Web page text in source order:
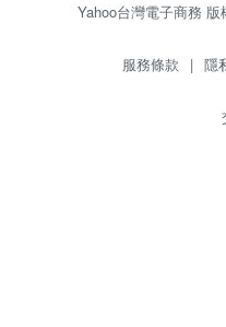
Yahoo台灣電子商務
服務條款 | 隱